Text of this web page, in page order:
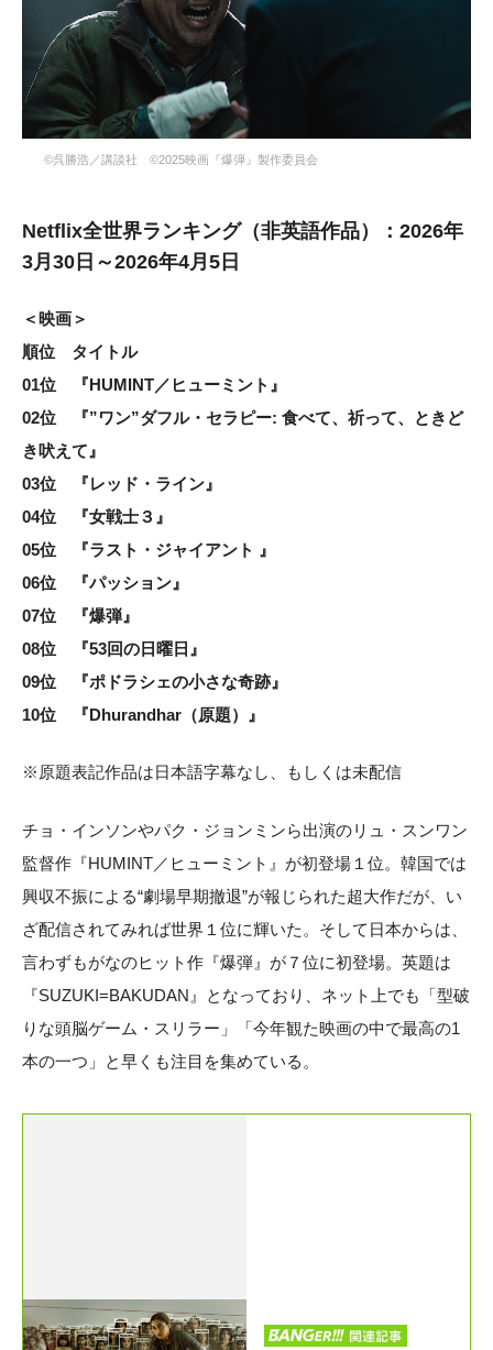
©呉勝浩／講談社 ©2025映画『爆弾』製作委員会
Netflix全世界ランキング（非英語作品）：2026年
3月30日～2026年4月5日
＜映画＞
順位 タイトル
01位 『HUMINT／ヒューミント』
02位 『”ワン”ダフル・セラピー: 食べて、祈って、ときど
き吠えて』
03位 『レッド・ライン』
04位 『女戦士３』
05位 『ラスト・ジャイアント 』
06位 『パッション』
07位 『爆弾』
08位 『53回の日曜日』
09位 『ポドラシェの小さな奇跡』
10位 『Dhurandhar（原題）』
※原題表記作品は日本語字幕なし、もしくは未配信
チョ・インソンやパク・ジョンミンら出演のリュ・スンワン
監督作『HUMINT／ヒューミント』が初登場１位。韓国では
興収不振による“劇場早期撤退”が報じられた超大作だが、い
ざ配信されてみれば世界１位に輝いた。そして日本からは、
言わずもがなのヒット作『爆弾』が７位に初登場。英題は
『SUZUKI=BAKUDAN』となっており、ネット上でも「型破
りな頭脳ゲーム・スリラー」「今年観た映画の中で最高の1
本の一つ」と早くも注目を集めている。